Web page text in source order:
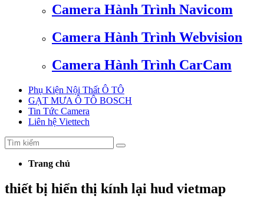
Camera Hành Trình Navicom
Camera Hành Trình Webvision
Camera Hành Trình CarCam
Phụ Kiện Nội Thất Ô TÔ
GẠT MƯA Ô TÔ BOSCH
Tin Tức Camera
Liên hệ Viettech
Trang chủ
thiết bị hiển thị kính lại hud vietmap